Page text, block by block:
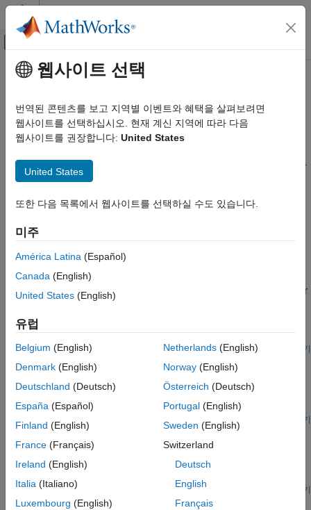
콘텐츠로 바로 가기
오프캔버스 탐색 메뉴 토글
문서 홈
Signal Processing Toolbox
응용 사례
카테고리
오디오
생체의학
소음, 진동, 가혹성(Noise, Vibration,
Hashness)
레이다 및 무선 통신
주요 콘텐츠
생체의학
ECG, EEG, EMG 및 생리적 신호에서 잡음 제거, 복원, 분류 및
이상 감지
ECG, EEG, EMG 및 생리적 신호에서 잡음을 제거하고 분해, 분할
및 분류를 수행합니다.
관련 정보
Medical Imaging Toolbox
추천 예제
Human Health Monitoring Using Continuous Wave Radar
and Deep Learning
Use a deep learning network to reconstruct electrocardiograms
from continuous-wave radar signals.
R2022b 이후 라이브 스크립트 열기
Human Activity Recognition Using Signal Feature
Extraction and Machine Learning
Extract features from smartphone sensor signals and use them
라이브 스크립트 열기
Hand Gesture Classification Using Radar Signals and
Deep Learning
Classify ultra-wideband impulse radar signal data using a MISO
R2021b 이후 라이브 스크립트 열기
장단기 기억 신경망을 사용하여 심전도 신호 분류하기
웹사이트 선택
번역된 콘텐츠를 보고 지역별 이벤트와 혜택을 살펴보려면
웹사이트를 선택하십시오. 현재 계신 지역에 따라 다음
웹사이트를 권장합니다: United States
United States
또한 다음 목록에서 웹사이트를 선택하실 수도 있습니다.
미주
América Latina (Español)
Canada (English)
United States (English)
유럽
Belgium (English)
Denmark (English)
Deutschland (Deutsch)
España (Español)
Finland (English)
France (Français)
Ireland (English)
Italia (Italiano)
Luxembourg (English)
Netherlands(English)
Norway(English)
Österreich (Deutsch)
Portugal(English)
Sweden (English)
Switzerland
Deutsch
English
Français